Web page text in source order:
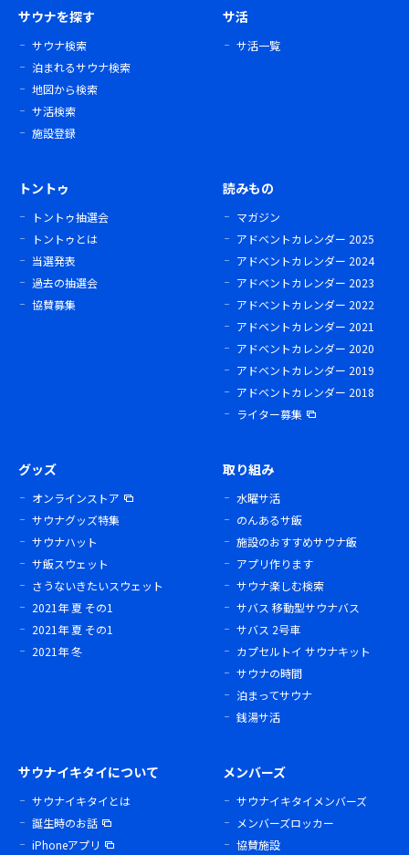
サウナを探す
サウナ検索
泊まれるサウナ検索
地図から検索
サ活検索
施設登録
サ活
サ活一覧
トントゥ
トントゥ抽選会
トントゥとは
当選発表
過去の抽選会
協賛募集
読みもの
マガジン
アドベントカレンダー 2025
アドベントカレンダー 2024
アドベントカレンダー 2023
アドベントカレンダー 2022
アドベントカレンダー 2021
アドベントカレンダー 2020
アドベントカレンダー 2019
アドベントカレンダー 2018
ライター募集
グッズ
オンラインストア
サウナグッズ特集
サウナハット
サ飯スウェット
さうないきたいスウェット
2021年 夏 その1
2021年 夏 その1
2021年 冬
取り組み
水曜サ活
のんあるサ飯
施設のおすすめサウナ飯
アプリ作ります
サウナ楽しむ検索
サバス 移動型サウナバス
サバス 2号車
カプセルトイ サウナキット
サウナの時間
泊まってサウナ
銭湯サ活
サウナイキタイについて
サウナイキタイとは
誕生時のお話
iPhoneアプリ
メンバーズ
サウナイキタイメンバーズ
メンバーズロッカー
協賛施設